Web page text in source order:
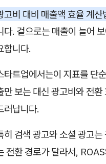
고비 대비 매출액 효율 계산
다. 겉으로는 매출이 늘어
합니다.
타트업에서는이 지표를 단
만 보는 대신 광고비와 전
러납니다.
히 검색 광고와 소셜 광고
전환 경로가 달라서,